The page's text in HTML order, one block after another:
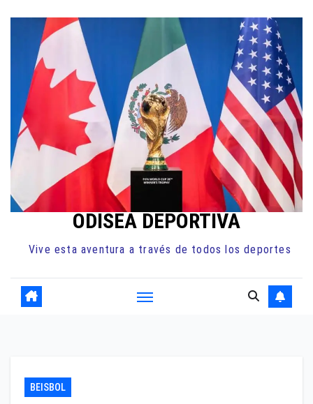
contenido
ODISEA DEPORTIVA
Vive esta aventura a través de todos los deportes
BEISBOL